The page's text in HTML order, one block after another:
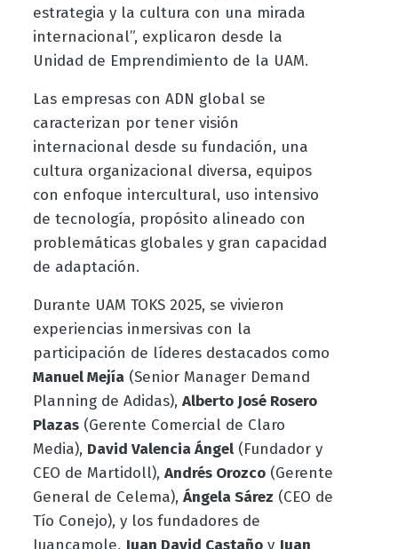
estrategia y la cultura con una mirada
internacional”, explicaron desde la
Unidad de Emprendimiento de la UAM.
Las empresas con ADN global se
caracterizan por tener visión
internacional desde su fundación, una
cultura organizacional diversa, equipos
con enfoque intercultural, uso intensivo
de tecnología, propósito alineado con
problemáticas globales y gran capacidad
de adaptación.
Durante UAM TOKS 2025, se vivieron
experiencias inmersivas con la
participación de líderes destacados como
Manuel Mejía(Senior Manager Demand
Planning de Adidas), Alberto José Rosero
Plazas(Gerente Comercial de Claro
Media), David Valencia Ángel(Fundador y
CEO de Martidoll), Andrés Orozco(Gerente
General de Celema), Ángela Sárez (CEO de
Tío Conejo), y los fundadores de
Juancamole, Juan David Castañoy Juan